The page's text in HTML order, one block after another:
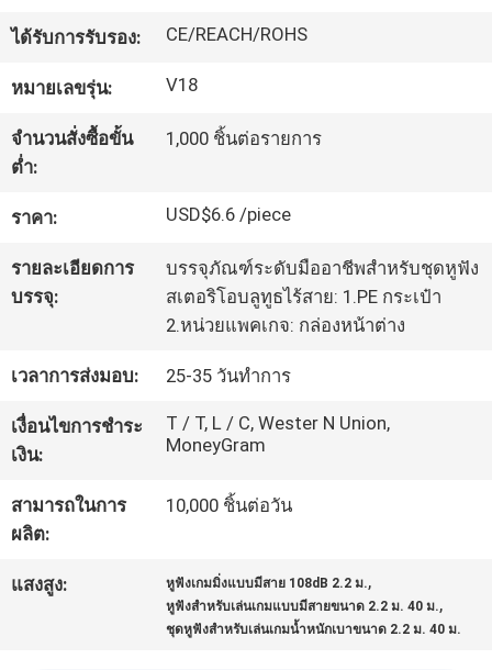
กับ
เรา
ทัวร์
โรงงาน
ควบคุม
ติดต่อ
ได้รับการรับรอง: CE/REACH/ROHS
หมายเลขรุ่น: V18
จำนวนสั่งซื้อขั้น
ต่ำ:
1,000 ชิ้นต่อรายการ
ราคา: USD$6.6 /piece
รายละเอียดการ
บรรจุ:
บรรจุภัณฑ์ระดับมืออาชีพสำหรับชุดหูฟัง
สเตอริโอบลูทูธไร้สาย: 1.PE กระเป๋า
2.หน่วยแพคเกจ: กล่องหน้าต่าง
เวลาการส่งมอบ: 25-35 วันทำการ
เงื่อนไขการชำระ
เงิน:
T / T, L / C, Wester N Union,
MoneyGram
สามารถในการ
ผลิต:
10,000 ชิ้นต่อวัน
แสงสูง: หูฟังเกมมิ่งแบบมีสาย 108dB 2.2 ม.,
หูฟังสำหรับเล่นเกมแบบมีสายขนาด 2.2 ม. 40 ม.,
ชุดหูฟังสำหรับเล่นเกมน้ำหนักเบาขนาด 2.2 ม. 40 ม.